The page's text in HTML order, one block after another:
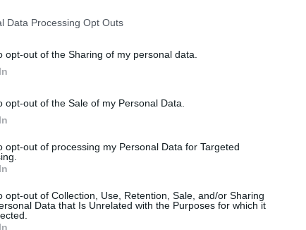
Data Processing Opt Outs
opt-out of the Sharing of my personal data.
opt-out of the Sale of my Personal Data.
opt-out of processing my Personal Data for Targeted
opt-out of Collection, Use, Retention, Sale, and/or Sharing
Data that Is Unrelated with the Purposes for which it
entre los viajeros procedentes de Italia por los nuevos
esperábamos peor"